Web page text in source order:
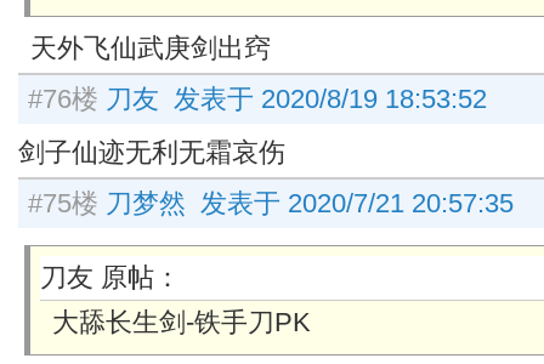
天外飞仙武庚剑出窍
#76楼 刀友 发表于 2020/8/19 18:53:52
剑子仙迹无利无霜哀伤
#75楼 刀梦然 发表于 2020/7/21 20:57:35
刀友 原帖：
大舔长生剑-铁手刀PK